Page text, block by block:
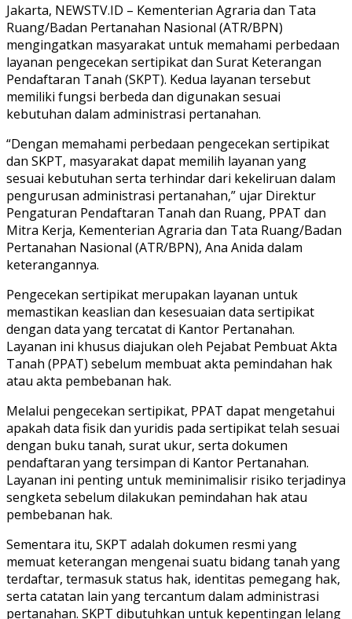
Jakarta, NEWSTV.ID – Kementerian Agraria dan Tata
Ruang/Badan Pertanahan Nasional (ATR/BPN)
mengingatkan masyarakat untuk memahami perbedaan
layanan pengecekan sertipikat dan Surat Keterangan
Pendaftaran Tanah (SKPT). Kedua layanan tersebut
memiliki fungsi berbeda dan digunakan sesuai
kebutuhan dalam administrasi pertanahan.
“Dengan memahami perbedaan pengecekan sertipikat
dan SKPT, masyarakat dapat memilih layanan yang
sesuai kebutuhan serta terhindar dari kekeliruan dalam
pengurusan administrasi pertanahan,” ujar Direktur
Pengaturan Pendaftaran Tanah dan Ruang, PPAT dan
Mitra Kerja, Kementerian Agraria dan Tata Ruang/Badan
Pertanahan Nasional (ATR/BPN), Ana Anida dalam
keterangannya.
Pengecekan sertipikat merupakan layanan untuk
memastikan keaslian dan kesesuaian data sertipikat
dengan data yang tercatat di Kantor Pertanahan.
Layanan ini khusus diajukan oleh Pejabat Pembuat Akta
Tanah (PPAT) sebelum membuat akta pemindahan hak
atau akta pembebanan hak.
Melalui pengecekan sertipikat, PPAT dapat mengetahui
apakah data fisik dan yuridis pada sertipikat telah sesuai
dengan buku tanah, surat ukur, serta dokumen
pendaftaran yang tersimpan di Kantor Pertanahan.
Layanan ini penting untuk meminimalisir risiko terjadinya
sengketa sebelum dilakukan pemindahan hak atau
pembebanan hak.
Sementara itu, SKPT adalah dokumen resmi yang
memuat keterangan mengenai suatu bidang tanah yang
terdaftar, termasuk status hak, identitas pemegang hak,
serta catatan lain yang tercantum dalam administrasi
pertanahan. SKPT dibutuhkan untuk kepentingan lelang